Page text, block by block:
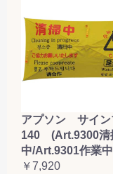
アプソン サイン
140 (Art.9300清
中/Art.9301作業
￥7,920